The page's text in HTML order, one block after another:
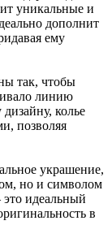
уникальные и
дополнит
ему
так, чтобы
линию
колье
позволяя
украшение,
но и символом
идеальный
в